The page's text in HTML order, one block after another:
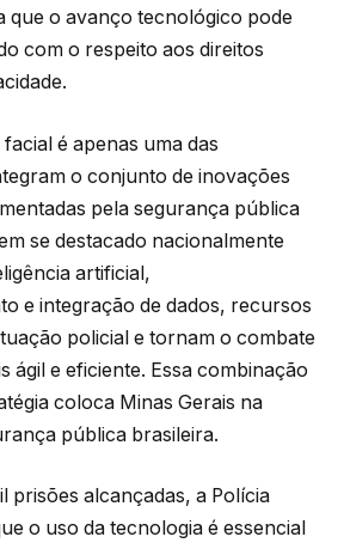
que o avanço tecnológico pode
com o respeito aos direitos
é apenas uma das
o conjunto de inovações
pela segurança pública
se destacado nacionalmente
artificial,
e integração de dados, recursos
policial e tornam o combate
ágil e eficiente. Essa combinação
coloca Minas Gerais na
pública brasileira.
prisões alcançadas, a Polícia
o uso da tecnologia é essencial